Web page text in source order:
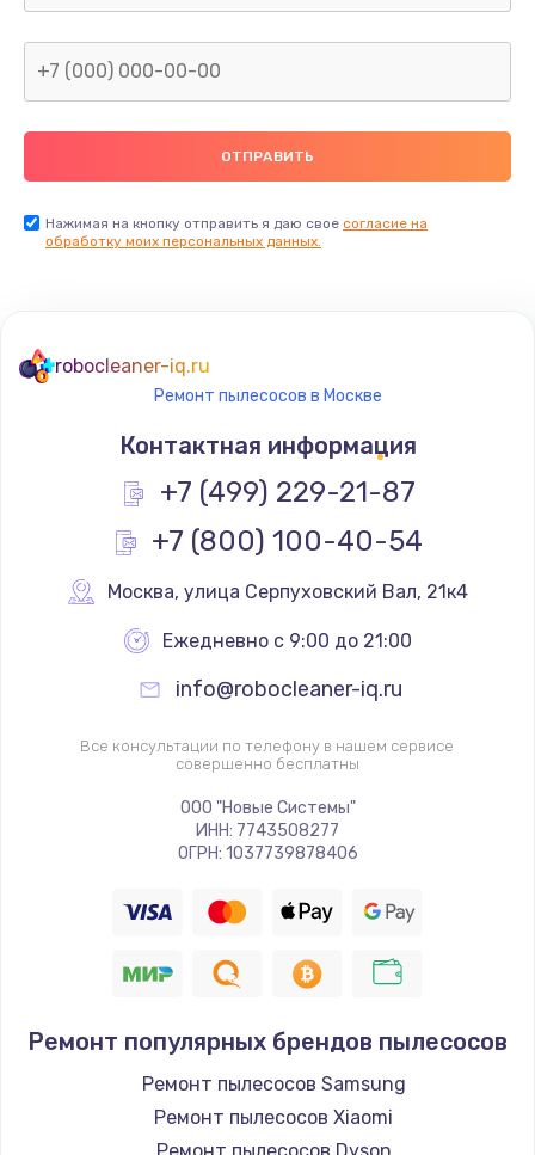
Замена модуля управления
Заказать
Чистка системы подачи кофе
от 550 руб.
Замена жерновов
Заказать
от 570 руб.
Заказать
Замена двигателя
Заказать
Нажимая на кнопку отправить я даю свое согласие на
обработку моих персональных данных.
robocleaner-iq.ru
Ремонт пылесосов в Москве
Контактная информация
+7 (499) 229-21-87
+7 (800) 100-40-54
Москва, улица Серпуховский Вал, 21к4
Ежедневно с 9:00 до 21:00
info@robocleaner-iq.ru
Все консультации по телефону в нашем сервисе
совершенно бесплатны
ООО "Новые Системы"
ИНН: 7743508277
ОГРН: 1037739878406
Ремонт популярных брендов пылесосов
Ремонт пылесосов Samsung
Ремонт пылесосов Xiaomi